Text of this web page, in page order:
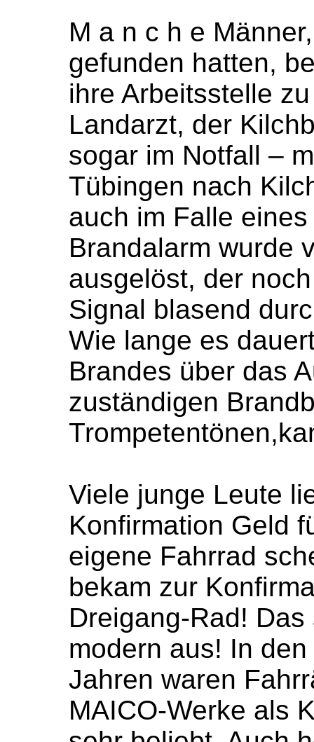
M a n c h e
gefunden hatten,
ihre Arbeitsstelle
Landarzt, der
sogar im Notfall –
Tübingen nach
auch im Falle
Brandalarm wurde
ausgelöst, der
Signal blasend
Wie lange es
Brandes über das
zuständigen
Viele junge Leute
Konfirmation Geld
eigene Fahrrad
bekam zur
Dreigang-Rad!
modern aus! In
Jahren waren
MAICO-Werke als